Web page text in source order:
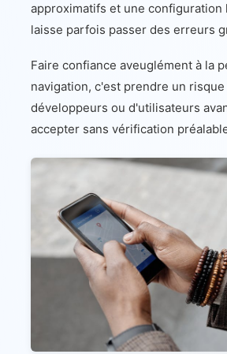
approximatifs et une configuration
laisse parfois passer des erreurs
Faire confiance aveuglément à la
navigation, c'est prendre un
développeurs ou d'utilisateurs
accepter sans vérification